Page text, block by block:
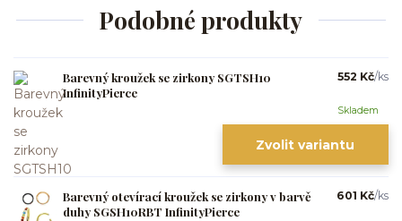
Podobné produkty
Barevný kroužek se zirkony SGTSH10
InfinityPierce
552 Kč/ks
Skladem
Zvolit variantu
Barevný otevírací kroužek se zirkony v barvě
duhy SGSH10RBT InfinityPierce
601 Kč/ks